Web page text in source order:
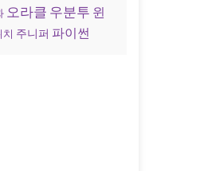
오라클 우분투 윈
치 주니퍼 파이썬